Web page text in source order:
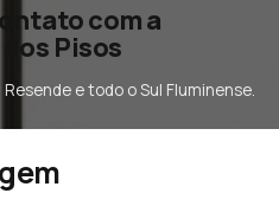
com a
Pisos
e todo o Sul Fluminense.